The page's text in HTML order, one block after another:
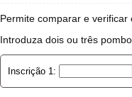
Permite comparar e verificar
Introduza dois ou três
Inscrição 1: